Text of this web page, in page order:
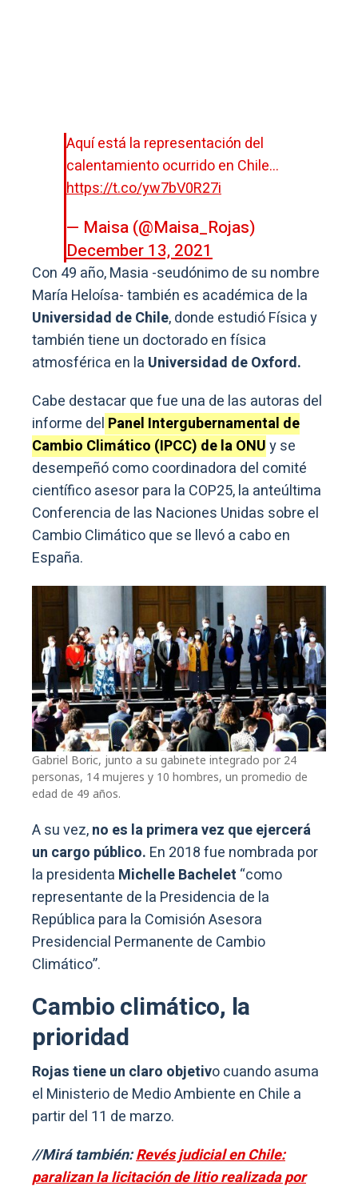
Aquí está la representación del
calentamiento ocurrido en Chile…
https://t.co/yw7bV0R27i
— Maisa (@Maisa_Rojas)
December 13, 2021
Con 49 año, Masia -seudónimo de su nombre
María Heloísa- también es académica de la
Universidad de Chile, donde estudió Física y
también tiene un doctorado en física
atmosférica en la Universidad de Oxford.
Cabe destacar que fue una de las autoras del
informe del Panel Intergubernamental de
Cambio Climático (IPCC) de la ONUy se
desempeñó como coordinadora del comité
científico asesor para la COP25, la anteúltima
Conferencia de las Naciones Unidas sobre el
Cambio Climático que se llevó a cabo en
España.
Gabriel Boric, junto a su gabinete integrado por 24
personas, 14 mujeres y 10 hombres, un promedio de
edad de 49 años.
A su vez,no es la primera vez que ejercerá
un cargo público. En 2018 fue nombrada por
la presidenta Michelle Bachelet “como
representante de la Presidencia de la
República para la Comisión Asesora
Presidencial Permanente de Cambio
Climático”.
Cambio climático, la
prioridad
Rojas tiene un claro objetivo cuando asuma
el Ministerio de Medio Ambiente en Chile a
partir del 11 de marzo.
//Mirá también:Revés judicial en Chile:
paralizan la licitación de litio realizada por